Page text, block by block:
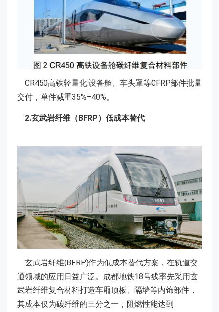
CR450高铁轻量化:设备舱、车头罩等CFRP部件批量
交付，单件减重35%–40%。
2.玄武岩纤维（BFRP）低成本替代
玄武岩纤维(BFRP)作为低成本替代方案，在轨道交
通领域的应用日益广泛。成都地铁18号线率先采用玄
武岩纤维复合材料打造车厢顶板、隔墙等内饰部件，
其成本仅为碳纤维的三分之一，阻燃性能达到